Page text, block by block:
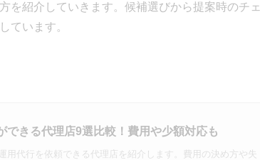
を紹介していきます。候補選びから提案時のチェ
ています。
できる代理店9選比較！費用や少額対応も
用代行を依頼できる代理店を紹介します。費用の決め方や失